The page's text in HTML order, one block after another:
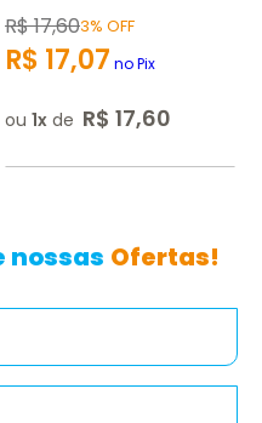
R$17,603% OFF
R$ 17,07 no Pix
ou 1 de R$ 17,60
nossas Ofertas!